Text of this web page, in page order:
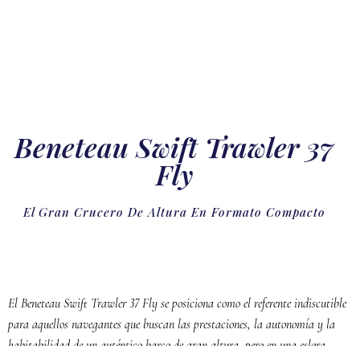
Beneteau Swift Trawler 37
Fly
El Gran Crucero De Altura En Formato Compacto
El Beneteau Swift Trawler 37 Fly se posiciona como el referente indiscutible
para aquellos navegantes que buscan las prestaciones, la autonomía y la